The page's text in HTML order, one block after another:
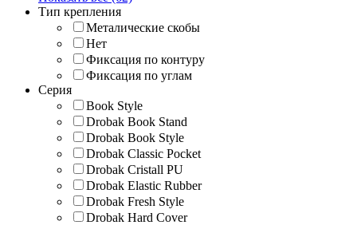
Тип крепления
Металические скобы
Нет
Фиксация по контуру
Фиксация по углам
Серия
Book Style
Drobak Book Stand
Drobak Book Style
Drobak Classic Pocket
Drobak Cristall PU
Drobak Elastic Rubber
Drobak Fresh Style
Drobak Hard Cover